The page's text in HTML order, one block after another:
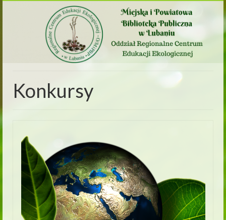
Konkursy